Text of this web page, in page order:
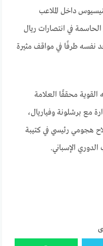
داخل الملاعب
في انتصارات ريال
نفسه طرفًا في مواقف مثيرة
القوية محققًا العلامة
الصدارة مع برشلونة وفياريال،
هجومي رئيسي في كتيبة
الإسباني.